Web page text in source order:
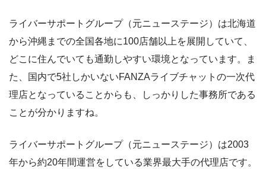
ライバーサポートグループ（元ニューステージ）は北海道
から沖縄までの全国各地に100店舗以上を展開していて、
どこに住んでいても通勤しやすい環境となっています。ま
た、国内で5社しかいないFANZAライブチャットの一次代
理店となっていることからも、しっかりした事務所である
ことが分かりますね。
ライバーサポートグループ（元ニューステージ）は2003
年から約20年間運営をしている業界最大手の代理店です。